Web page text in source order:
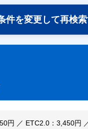
件を変更して再検
円 ／ ETC2.0：3,450円